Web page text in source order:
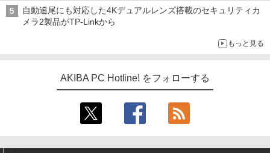
自動追尾にも対応した4Kデュアルレンズ搭載のセキュリティカ
メラ2製品がTP-Linkから
もっと見る
AKIBA PC Hotline! をフォローする